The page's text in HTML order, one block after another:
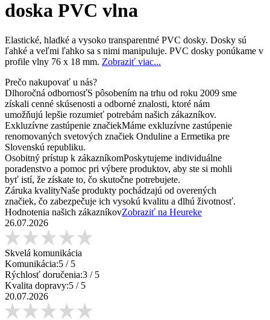
doska PVC vlna
Elastické, hladké a vysoko transparentné PVC dosky. Dosky sú
ľahké a veľmi ľahko sa s nimi manipuluje. PVC dosky ponúkame v
profile vlny 76 x 18 mm. Zobraziť viac...
Prečo nakupovať u nás?
Dlhoročná odbornosťS pôsobením na trhu od roku 2009 sme
získali cenné skúsenosti a odborné znalosti, ktoré nám
umožňujú lepšie rozumieť potrebám našich zákazníkov.
Exkluzívne zastúpenie značiekMáme exkluzívne zastúpenie
renomovaných svetových značiek Onduline a Ermetika pre
Slovenskú republiku.
Osobitný prístup k zákazníkomPoskytujeme individuálne
poradenstvo a pomoc pri výbere produktov, aby ste si mohli
byť istí, že získate to, čo skutočne potrebujete.
Záruka kvalityNaše produkty pochádzajú od overených
značiek, čo zabezpečuje ich vysokú kvalitu a dlhú životnosť.
Hodnotenia našich zákazníkovZobraziť na Heureke
26.07.2026
Skvelá komunikácia
Komunikácia:5 / 5
Rýchlosť doručenia:3 / 5
Kvalita dopravy:5 / 5
20.07.2026